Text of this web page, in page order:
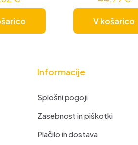
V košarico
Informacije
Splošni pogoji
Zasebnost in piškotki
Plačilo in dostava